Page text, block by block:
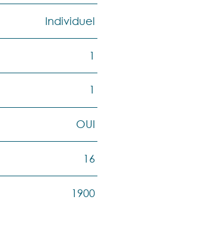
Individuel
1
1
OUI
16
1900